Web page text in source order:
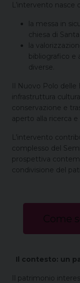
L’intervento nasce
la messa in
chiesa di
la
bibliografico e
diverse.
Il Nuovo Polo
infrastruttura
conservazione e
aperto alla ricerca e
L’intervento
complesso del
prospettiva
condivisione del
Come
Il contesto: un
Il patrimonio